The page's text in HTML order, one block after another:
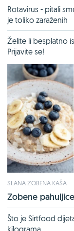
Rotavirus - pitali
je toliko zaraženih
Želite li besplatno
Prijavite se!
SLANA ZOBENA KAŠA
Zobene
Što je Sirtfood